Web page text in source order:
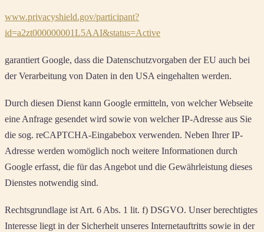
www.privacyshield.gov/participant?
id=a2zt000000001L5AAI&status=Active
garantiert Google, dass die Datenschutzvorgaben der EU auch bei
der Verarbeitung von Daten in den USA eingehalten werden.
Durch diesen Dienst kann Google ermitteln, von welcher Webseite
eine Anfrage gesendet wird sowie von welcher IP-Adresse aus Sie
die sog. reCAPTCHA-Eingabebox verwenden. Neben Ihrer IP-
Adresse werden womöglich noch weitere Informationen durch
Google erfasst, die für das Angebot und die Gewährleistung dieses
Dienstes notwendig sind.
Rechtsgrundlage ist Art. 6 Abs. 1 lit. f) DSGVO. Unser berechtigtes
Interesse liegt in der Sicherheit unseres Internetauftritts sowie in der